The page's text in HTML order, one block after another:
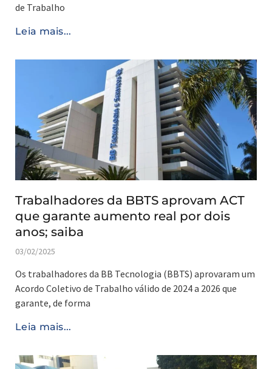
de Trabalho
Leia mais...
Trabalhadores da BBTS aprovam ACT
que garante aumento real por dois
anos; saiba
03/02/2025
Os trabalhadores da BB Tecnologia (BBTS) aprovaram um
Acordo Coletivo de Trabalho válido de 2024 a 2026 que
garante, de forma
Leia mais...